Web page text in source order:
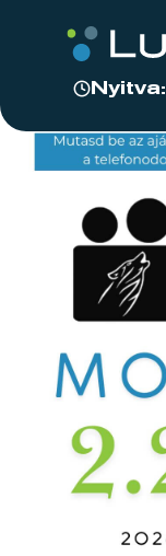
Nyitva: